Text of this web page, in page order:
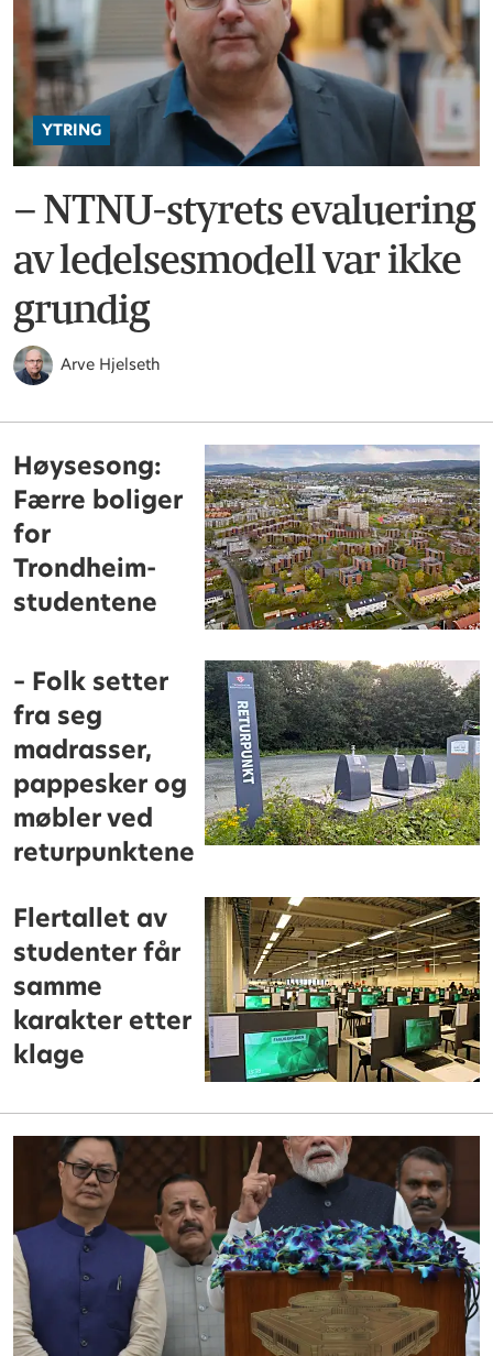
YTRING
– NTNU-styrets evaluering
av ledelsesmodell var ikke
grundig
Arve Hjelseth
Høysesong:
Færre boliger
for
Trondheim-
studentene
– Folk setter
fra seg
madrasser,
pappesker og
møbler ved
returpunktene
Flertallet av
studenter får
samme
karakter etter
klage